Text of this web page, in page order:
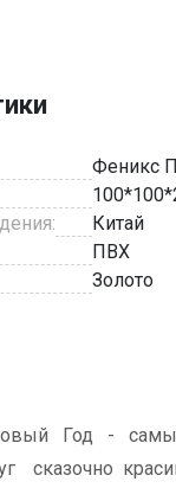
Феникс
Китай
ПВХ
Золото
Год -
сказочно